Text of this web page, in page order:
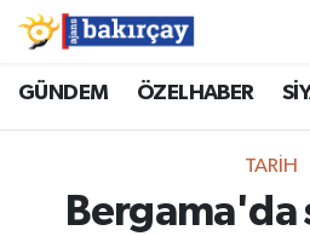
GÜNDEM ÖZELHABER
TARİH
Bergama'da
İzmir Nöbetçi Eczaneler
İzmir Namaz Vakitleri